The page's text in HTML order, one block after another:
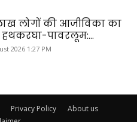
लोगों की आजीविका का
पावरलूम:...
2026 1:27 PM
Privacy Policy
About us